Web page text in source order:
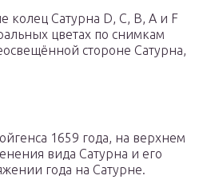
колец Сатурна D, C, B, A и F
цветах по снимкам
стороне Сатурна,
1659 года, на верхнем
вида Сатурна и его
года на Сатурне.